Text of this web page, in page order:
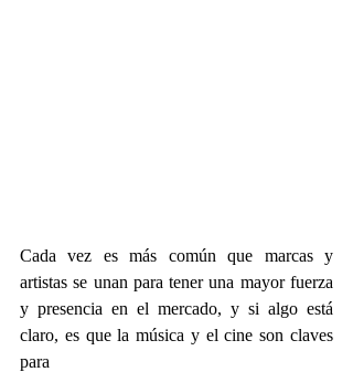
Cada vez es más común que marcas y
artistas se unan para tener una mayor fuerza
y presencia en el mercado, y si algo está
claro, es que la música y el cine son claves
para